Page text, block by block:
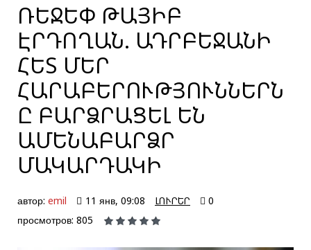
ՌԵՋԵՓ ԹԱՅԻԲ
ԷՐԴՈՂԱՆ. ԱԴՐԲԵՋԱՆԻ
ՀԵՏ ՄԵՐ
ՀԱՐԱԲԵՐՈՒԹՅՈՒՆՆԵՐՆ
Ը ԲԱՐՁՐԱՑԵԼ ԵՆ
ԱՄԵՆԱԲԱՐՁՐ
ՄԱԿԱՐԴԱԿԻ
автор: emil 11 янв, 09:08 ԼՈՒՐԵՐ
0
просмотров: 805